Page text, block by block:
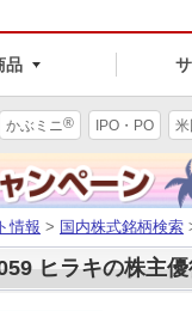
品
かぶミニ® IPO・PO
情報 > 国内株式銘柄検索
ヒラキの株主